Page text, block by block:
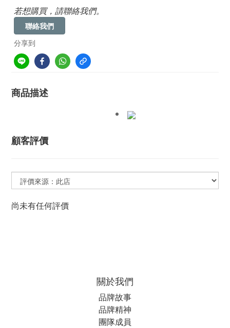
若想購買，請聯絡我們。
聯絡我們
分享到
商品描述
顧客評價
尚未有任何評價
關於我們
品牌故事
品牌精神
團隊成員